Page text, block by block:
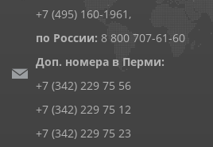
+7 (495) 160-1961 ,
по России: 8 800 707-61-60
Доп. номера в Перми:
+7 (342) 229 75 56
+7 (342) 229 75 12
+7 (342) 229 75 23